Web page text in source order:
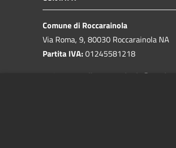
Comune di Roccarainola
Via Roma, 9, 80030 Roccarainola NA
Partita IVA:01245581218
protocollo.roccarainola@pec.it